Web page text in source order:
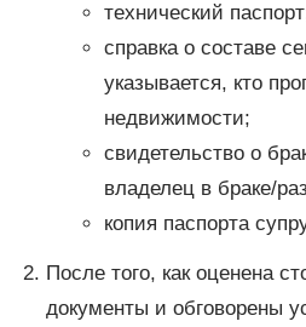
технический
справка о составе
указывается, кто
недвижимости;
свидетельство о
владелец в браке/
копия паспорта
После того, как оценена
документы и обговорены